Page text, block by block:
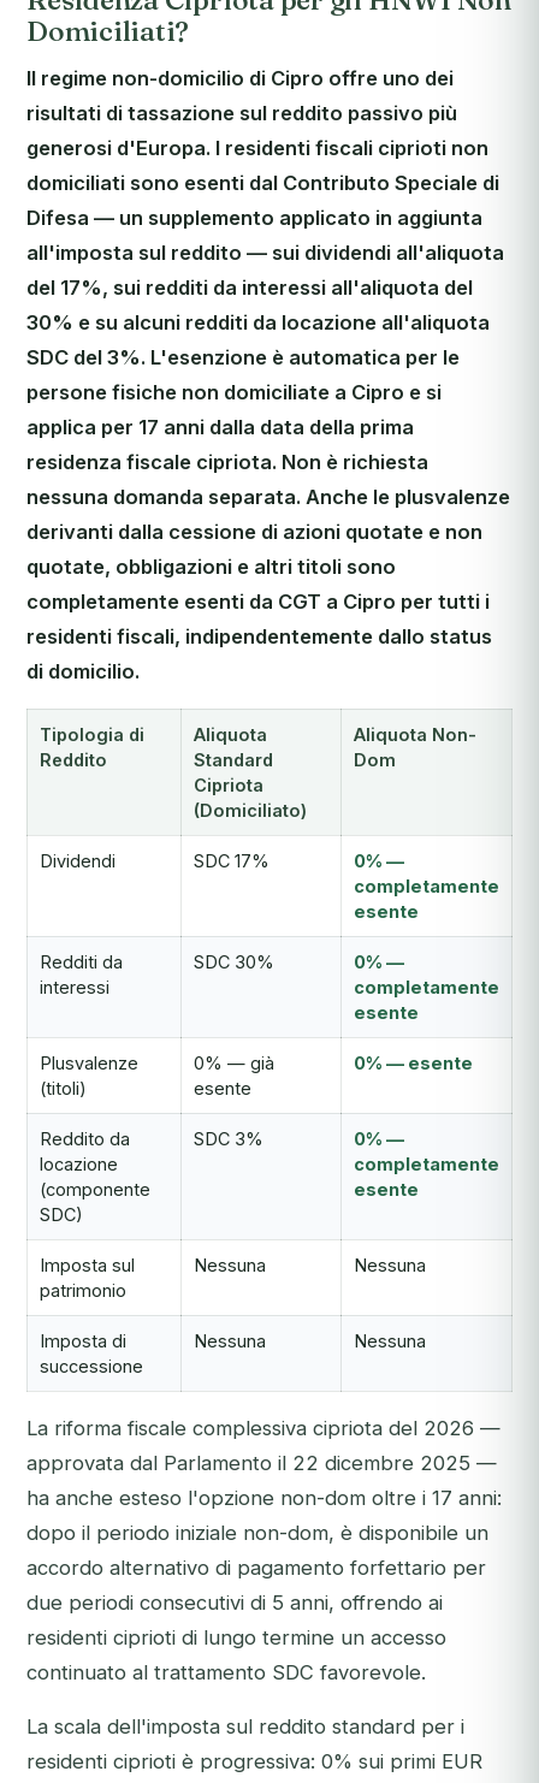
Domiciliati?
Il regime non-domicilio di Cipro offre uno dei
risultati di tassazione sul reddito passivo più
generosi d'Europa. I residenti fiscali ciprioti non
domiciliati sono esenti dal Contributo Speciale di
Difesa — un supplemento applicato in aggiunta
all'imposta sul reddito — sui dividendi all'aliquota
del 17%, sui redditi da interessi all'aliquota del
30% e su alcuni redditi da locazione all'aliquota
SDC del 3%. L'esenzione è automatica per le
persone fisiche non domiciliate a Cipro e si
applica per 17 anni dalla data della prima
residenza fiscale cipriota. Non è richiesta
nessuna domanda separata. Anche le plusvalenze
derivanti dalla cessione di azioni quotate e non
quotate, obbligazioni e altri titoli sono
completamente esenti da CGT a Cipro per tutti i
residenti fiscali, indipendentemente dallo status
di domicilio.
Tipologia di
Reddito
Aliquota
Standard
Cipriota
(Domiciliato)
Aliquota Non-
Dom
Dividendi SDC 17%
0% —
completamente
esente
Redditi da
interessi
SDC 30%
0% —
completamente
esente
Plusvalenze
(titoli)
0% — già
esente
0% — esente
Reddito da
locazione
(componente
SDC)
SDC 3%
0% —
completamente
esente
Imposta sul
patrimonio
Nessuna Nessuna
Imposta di
successione
Nessuna Nessuna
La riforma fiscale complessiva cipriota del 2026 —
approvata dal Parlamento il 22 dicembre 2025 —
ha anche esteso l'opzione non-dom oltre i 17 anni:
dopo il periodo iniziale non-dom, è disponibile un
accordo alternativo di pagamento forfettario per
due periodi consecutivi di 5 anni, offrendo ai
residenti ciprioti di lungo termine un accesso
continuato al trattamento SDC favorevole.
La scala dell'imposta sul reddito standard per i
residenti ciprioti è progressiva: 0% sui primi EUR